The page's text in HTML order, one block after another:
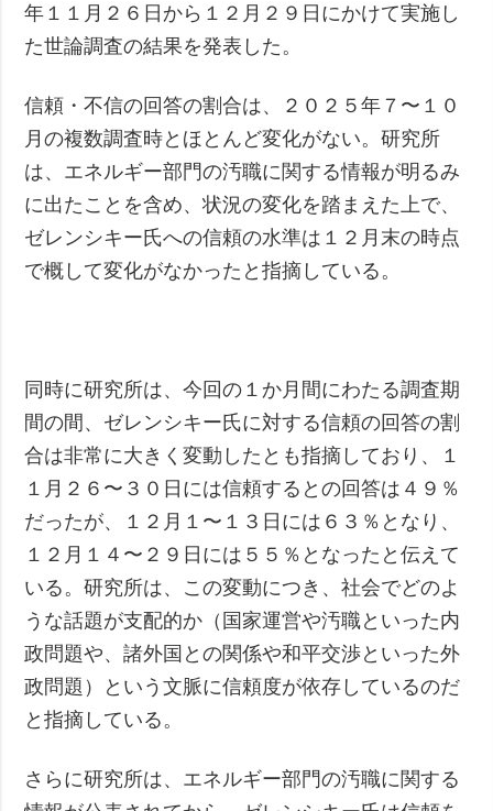
年１１月２６日から１２月２９日にかけて実施し
た世論調査の結果を発表した。
信頼・不信の回答の割合は、２０２５年７〜１０
月の複数調査時とほとんど変化がない。研究所
は、エネルギー部門の汚職に関する情報が明るみ
に出たことを含め、状況の変化を踏まえた上で、
ゼレンシキー氏への信頼の水準は１２月末の時点
で概して変化がなかったと指摘している。
同時に研究所は、今回の１か月間にわたる調査期
間の間、ゼレンシキー氏に対する信頼の回答の割
合は非常に大きく変動したとも指摘しており、１
１月２６〜３０日には信頼するとの回答は４９％
だったが、１２月１〜１３日には６３％となり、
１２月１４〜２９日には５５％となったと伝えて
いる。研究所は、この変動につき、社会でどのよ
うな話題が支配的か（国家運営や汚職といった内
政問題や、諸外国との関係や和平交渉といった外
政問題）という文脈に信頼度が依存しているのだ
と指摘している。
さらに研究所は、エネルギー部門の汚職に関する